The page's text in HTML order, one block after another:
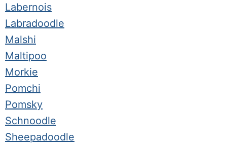
Labernois
Labradoodle
Malshi
Maltipoo
Morkie
Pomchi
Pomsky
Schnoodle
Sheepadoodle